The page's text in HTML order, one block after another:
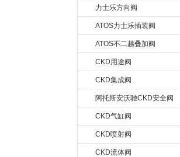
力士乐方向阀
ATOS力士乐插装阀
ATOS不二越叠加阀
CKD用途阀
CKD集成阀
阿托斯安沃驰CKD安全阀
CKD气缸阀
CKD喷射阀
CKD流体阀